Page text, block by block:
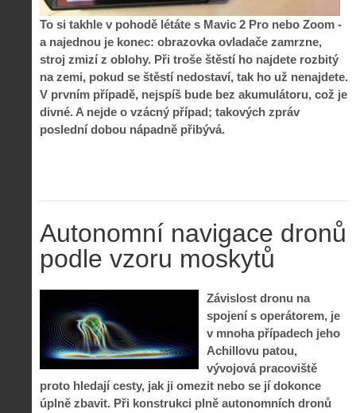
To si takhle v pohodě létáte s Mavic 2 Pro nebo Zoom -
a najednou je konec: obrazovka ovladače zamrzne,
stroj zmizí z oblohy. Při troše štěstí ho najdete rozbitý
na zemi, pokud se štěstí nedostaví, tak ho už nenajdete.
V prvním případě, nejspíš bude bez akumulátoru, což je
divné. A nejde o vzácný případ; takových zpráv
poslední dobou nápadně přibývá.
Autonomní navigace dronů
podle vzoru moskytů
Závislost dronu na
spojení s operátorem, je
v mnoha případech jeho
Achillovu patou,
vývojová pracoviště
proto hledají cesty, jak ji omezit nebo se jí dokonce
úplně zbavit. Při konstrukci plně autonomních dronů